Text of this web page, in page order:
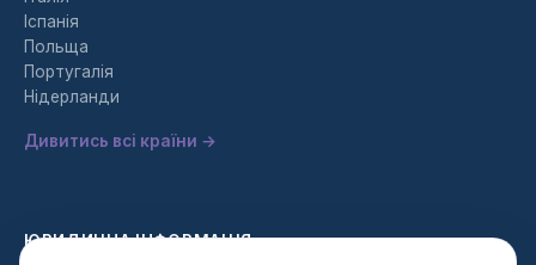
Іспанія
Польща
Португалія
Нідерланди
Дивитись всі країни →
ЮРИДИЧНА ІНФОРМАЦІЯ